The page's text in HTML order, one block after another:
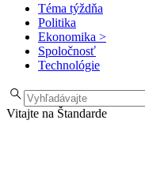
Téma týždňa
Politika
Ekonomika >
Spoločnosť
Technológie
Vitajte na Štandarde